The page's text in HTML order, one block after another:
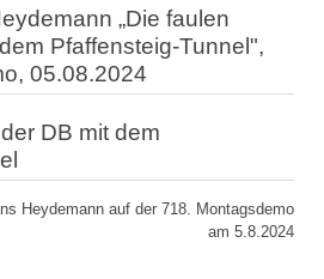
„Die faulen
Pfaffensteig-Tunnel",
05.08.2024
DB mit dem
Heydemann auf der 718. Montagsdemo
am 5.8.2024